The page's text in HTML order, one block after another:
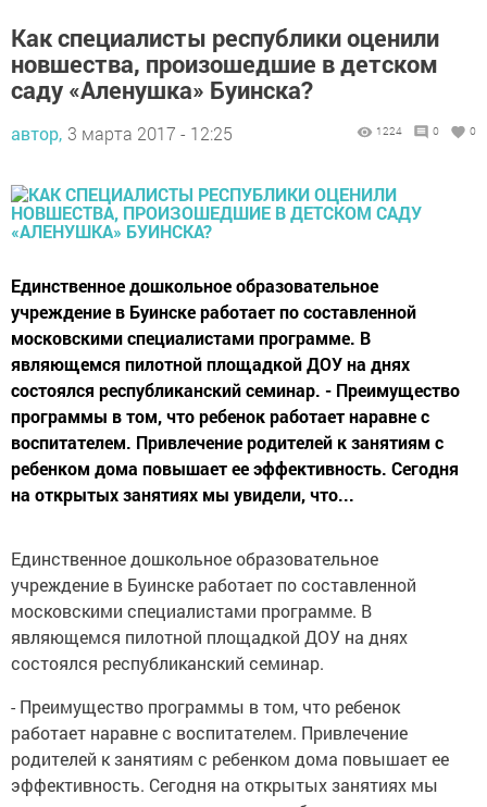
Как специалисты республики оценили
новшества, произошедшие в детском
саду «Аленушка» Буинска?
автор, 3 марта 2017 - 12:25 1224 0 0
Единственное дошкольное образовательное
учреждение в Буинске работает по составленной
московскими специалистами программе. В
являющемся пилотной площадкой ДОУ на днях
состоялся республиканский семинар. - Преимущество
программы в том, что ребенок работает наравне с
воспитателем. Привлечение родителей к занятиям с
ребенком дома повышает ее эффективность. Сегодня
на открытых занятиях мы увидели, что...
Единственное дошкольное образовательное
учреждение в Буинске работает по составленной
московскими специалистами программе. В
являющемся пилотной площадкой ДОУ на днях
состоялся республиканский семинар.
- Преимущество программы в том, что ребенок
работает наравне с воспитателем. Привлечение
родителей к занятиям с ребенком дома повышает ее
эффективность. Сегодня на открытых занятиях мы